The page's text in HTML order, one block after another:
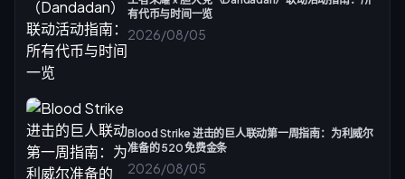
有代币与时间一览
2026/08/05
Blood Strike 进击的巨人联动第一周指南：为利威尔
准备的 520 免费金条
2026/08/05